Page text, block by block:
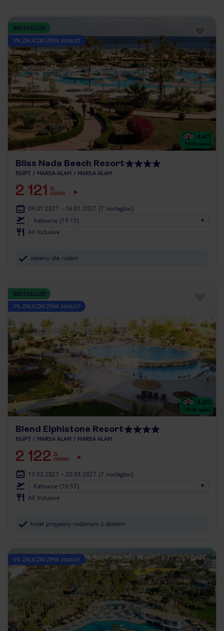
BESTSELLER
5% ZALICZKI ZIMA 2026/27
4.4/5
1326 opinii
Bliss Nada Beach Resort
EGIPT MARSA ALAM MARSA ALAM
2 121
ZŁ
OSOBA
09.01.2027 - 16.01.2027 (7 noclegów)
Katowice (19:15)
All Inclusive
idealny dla rodzin
BESTSELLER
5% ZALICZKI ZIMA 2026/27
4.2/5
3648 opinii
Blend Elphistone Resort
EGIPT MARSA ALAM MARSA ALAM
2 122 ZŁ
OSOBA
13.03.2027 - 20.03.2027 (7 noclegów)
Katowice (16:55)
All Inclusive
hotel przyjazny rodzinom z dziećmi
5% ZALICZKI ZIMA 2026/27